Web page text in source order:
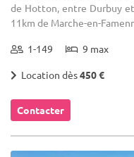
de Hotton, entre Durbuy
11km de Marche-en-
1-149 9 max
Location dès450 €
Contacter